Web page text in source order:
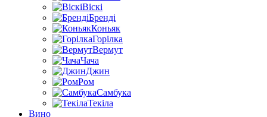
Віскі
Бренді
Коньяк
Горілка
Вермут
Чача
Джин
Ром
Самбука
Текіла
Вино